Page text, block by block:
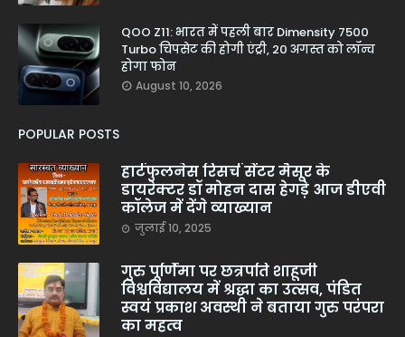
QOO Z11: भारत में पहली बार Dimensity 7500
Turbo चिपसेट की होगी एंट्री, 20 अगस्त को लॉन्च
होगा फोन
August 10, 2026
POPULAR POSTS
हार्टफुलनेस रिसर्च सेंटर मैसूर के
डायरेक्टर डॉ मोहन दास हेगड़े आज डीएवी
कॉलेज में देंगे व्याख्यान
जुलाई 10, 2025
गुरु पूर्णिमा पर छत्रपति शाहूजी
विश्वविद्यालय में श्रद्धा का उत्सव, पंडित
स्वयं प्रकाश अवस्थी ने बताया गुरु परंपरा
का महत्व